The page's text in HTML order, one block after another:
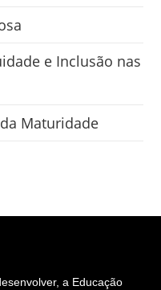
e Inclusão nas
Maturidade
a Educação